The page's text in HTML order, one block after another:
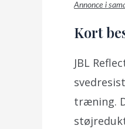
Annonce i
Kort
JBL
træning.